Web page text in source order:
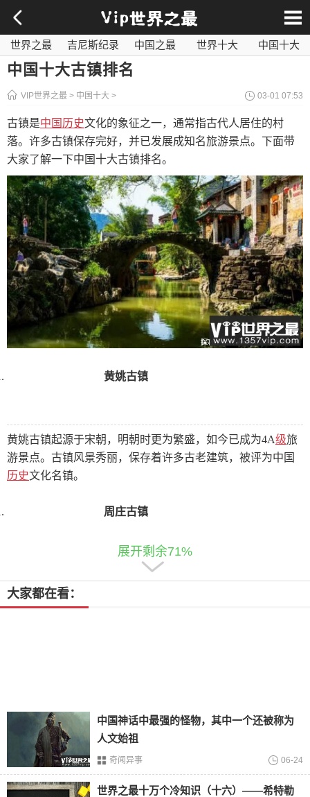
世界之最 吉尼斯纪录 中国之最 世界十大
中国十大
影视之最
奇闻异事
中国十大古镇排名
VIP世界之最 > 中国十大 > 03-01 07:53
古镇是中国历史文化的象征之一，通常指古代人居住的村
落。许多古镇保存完好，并已发展成知名旅游景点。下面带
大家了解一下中国十大古镇排名。
黄姚古镇
黄姚古镇起源于宋朝，明朝时更为繁盛，如今已成为4A级旅
游景点。古镇风景秀丽，保存着许多古老建筑，被评为中国
历史文化名镇。
周庄古镇
周庄古镇位于苏州昆山，是国家5a级风景区，也是江南水乡
景色的代表。它曾经获得中国著名风景名胜区，中国民间艺
术之乡等荣誉称号。
西递宏村位于安徽
百年历史。古村保存着大量完整的明清时期古建筑，现为5A
级景区和重点文物保护单位。
和顺古城
展开剩余71%
大家都在看：
中国神话中最强的怪物，其中一个还被称为
人文始祖
奇闻异事 06-24
世界之最十万个冷知识（十六）——希特勒